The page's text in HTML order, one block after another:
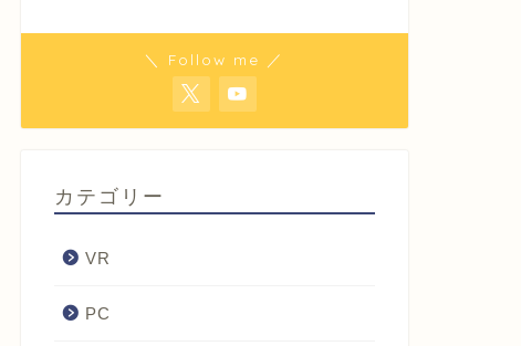
＼ Follow me ／
カテゴリー
VR
PC